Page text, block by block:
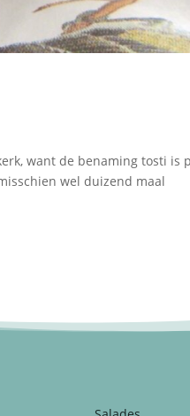
want de benaming tosti is
wel duizend maal